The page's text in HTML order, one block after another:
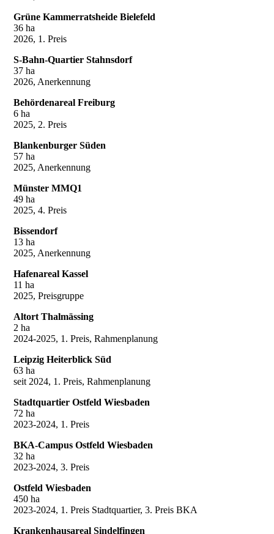
Grüne Kammerratsheide Bielefeld
36 ha
2026, 1. Preis
S-Bahn-Quartier Stahnsdorf
37 ha
2026, Anerkennung
Behördenareal Freiburg
6 ha
2025, 2. Preis
Blankenburger Süden
57 ha
2025, Anerkennung
Münster MMQ1
49 ha
2025, 4. Preis
Bissendorf
13 ha
2025, Anerkennung
Hafenareal Kassel
11 ha
2025, Preisgruppe
Altort Thalmässing
2 ha
2024-2025, 1. Preis, Rahmenplanung
Leipzig Heiterblick Süd
63 ha
seit 2024, 1. Preis, Rahmenplanung
Stadtquartier Ostfeld Wiesbaden
72 ha
2023-2024, 1. Preis
BKA-Campus Ostfeld Wiesbaden
32 ha
2023-2024, 3. Preis
Ostfeld Wiesbaden
450 ha
2023-2024, 1. Preis Stadtquartier, 3. Preis BKA
Krankenhausareal Sindelfingen